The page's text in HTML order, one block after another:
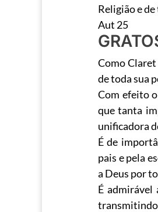
Religião e
Aut 25
Como
de toda sua
Com efeito
que tanta
unificadora
É de
pais e pela
a Deus por
É admirável
transmitindo